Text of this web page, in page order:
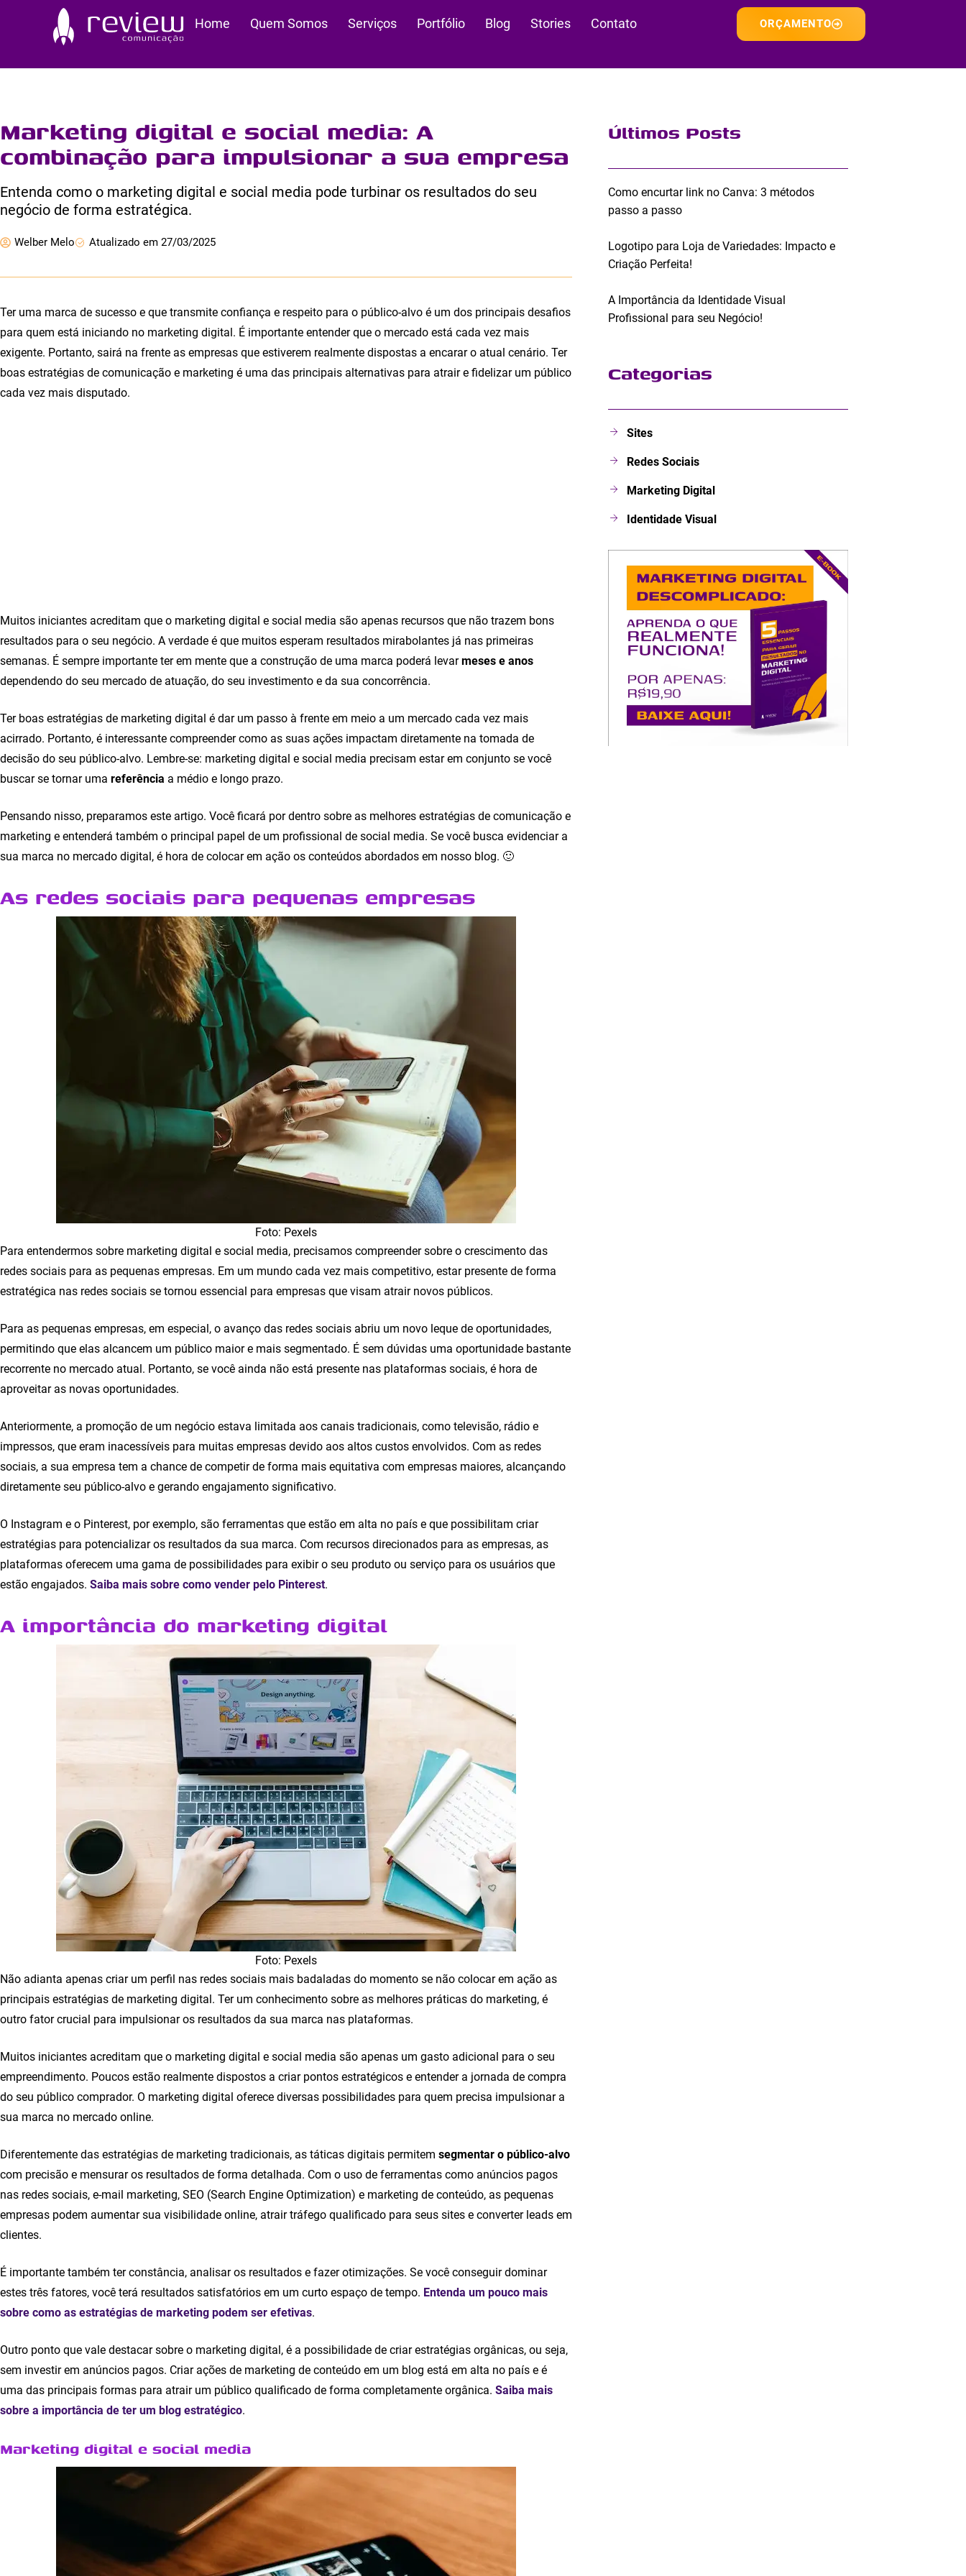
Home Quem Somos Serviços Portfólio Blog Stories Contato ORÇAMENTO
Marketing digital e social media: A
combinação para impulsionar a sua empresa
Entenda como o marketing digital e social media pode turbinar os resultados do seu
negócio de forma estratégica.
Welber Melo Atualizado em 27/03/2025
Ter uma marca de sucesso e que transmite confiança e respeito para o público-alvo é um dos principais desafios
para quem está iniciando no marketing digital. É importante entender que o mercado está cada vez mais
exigente. Portanto, sairá na frente as empresas que estiverem realmente dispostas a encarar o atual cenário. Ter
boas estratégias de comunicação e marketing é uma das principais alternativas para atrair e fidelizar um público
cada vez mais disputado.
Muitos iniciantes acreditam que o marketing digital e social media são apenas recursos que não trazem bons
resultados para o seu negócio. A verdade é que muitos esperam resultados mirabolantes já nas primeiras
semanas. É sempre importante ter em mente que a construção de uma marca poderá levarmeses e anos
dependendo do seu mercado de atuação, do seu investimento e da sua concorrência.
Ter boas estratégias de marketing digital é dar um passo à frente em meio a um mercado cada vez mais
acirrado. Portanto, é interessante compreender como as suas ações impactam diretamente na tomada de
decisão do seu público-alvo. Lembre-se: marketing digital e social media precisam estar em conjunto se você
buscar se tornar uma referência a médio e longo prazo.
Pensando nisso, preparamos este artigo. Você ficará por dentro sobre as melhores estratégias de comunicação e
marketing e entenderá também o principal papel de um profissional de social media. Se você busca evidenciar a
sua marca no mercado digital, é hora de colocar em ação os conteúdos abordados em nosso blog. 🙂
As redes sociais para pequenas empresas
Foto: Pexels
Para entendermos sobre marketing digital e social media, precisamos compreender sobre o crescimento das
redes sociais para as pequenas empresas. Em um mundo cada vez mais competitivo, estar presente de forma
estratégica nas redes sociais se tornou essencial para empresas que visam atrair novos públicos.
Para as pequenas empresas, em especial, o avanço das redes sociais abriu um novo leque de oportunidades,
permitindo que elas alcancem um público maior e mais segmentado. É sem dúvidas uma oportunidade bastante
recorrente no mercado atual. Portanto, se você ainda não está presente nas plataformas sociais, é hora de
aproveitar as novas oportunidades.
Anteriormente, a promoção de um negócio estava limitada aos canais tradicionais, como televisão, rádio e
impressos, que eram inacessíveis para muitas empresas devido aos altos custos envolvidos. Com as redes
sociais, a sua empresa tem a chance de competir de forma mais equitativa com empresas maiores, alcançando
diretamente seu público-alvo e gerando engajamento significativo.
O Instagram e o Pinterest, por exemplo, são ferramentas que estão em alta no país e que possibilitam criar
estratégias para potencializar os resultados da sua marca. Com recursos direcionados para as empresas, as
plataformas oferecem uma gama de possibilidades para exibir o seu produto ou serviço para os usuários que
estão engajados. Saiba mais sobre como vender pelo Pinterest.
A importância do marketing digital
Foto: Pexels
Não adianta apenas criar um perfil nas redes sociais mais badaladas do momento se não colocar em ação as
principais estratégias de marketing digital. Ter um conhecimento sobre as melhores práticas do marketing, é
outro fator crucial para impulsionar os resultados da sua marca nas plataformas.
Muitos iniciantes acreditam que o marketing digital e social media são apenas um gasto adicional para o seu
empreendimento. Poucos estão realmente dispostos a criar pontos estratégicos e entender a jornada de compra
do seu público comprador. O marketing digital oferece diversas possibilidades para quem precisa impulsionar a
sua marca no mercado online.
Diferentemente das estratégias de marketing tradicionais, as táticas digitais permitem segmentar o público-alvo
com precisão e mensurar os resultados de forma detalhada. Com o uso de ferramentas como anúncios pagos
nas redes sociais, e-mail marketing, SEO (Search Engine Optimization) e marketing de conteúdo, as pequenas
empresas podem aumentar sua visibilidade online, atrair tráfego qualificado para seus sites e converter leads em
clientes.
É importante também ter constância, analisar os resultados e fazer otimizações. Se você conseguir dominar
estes três fatores, você terá resultados satisfatórios em um curto espaço de tempo. Entenda um pouco mais
sobre como as estratégias de marketing podem ser efetivas.
Outro ponto que vale destacar sobre o marketing digital, é a possibilidade de criar estratégias orgânicas, ou seja,
sem investir em anúncios pagos. Criar ações de marketing de conteúdo em um blog está em alta no país e é
uma das principais formas para atrair um público qualificado de forma completamente orgânica. Saiba mais
sobre a importância de ter um blog estratégico.
Marketing digital e social media
Últimos Posts
Como encurtar link no Canva: 3 métodos
passo a passo
Logotipo para Loja de Variedades: Impacto e
Criação Perfeita!
A Importância da Identidade Visual
Profissional para seu Negócio!
Categorias
Sites
Redes Sociais
Marketing Digital
Identidade Visual